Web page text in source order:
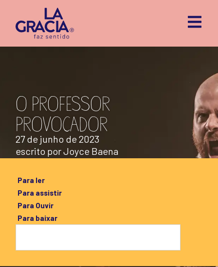
O PROFESSOR
PROVOCADOR
27 de junho de 2023
escrito porJoyce Baena
Para ler
Para assistir
Para Ouvir
Para baixar